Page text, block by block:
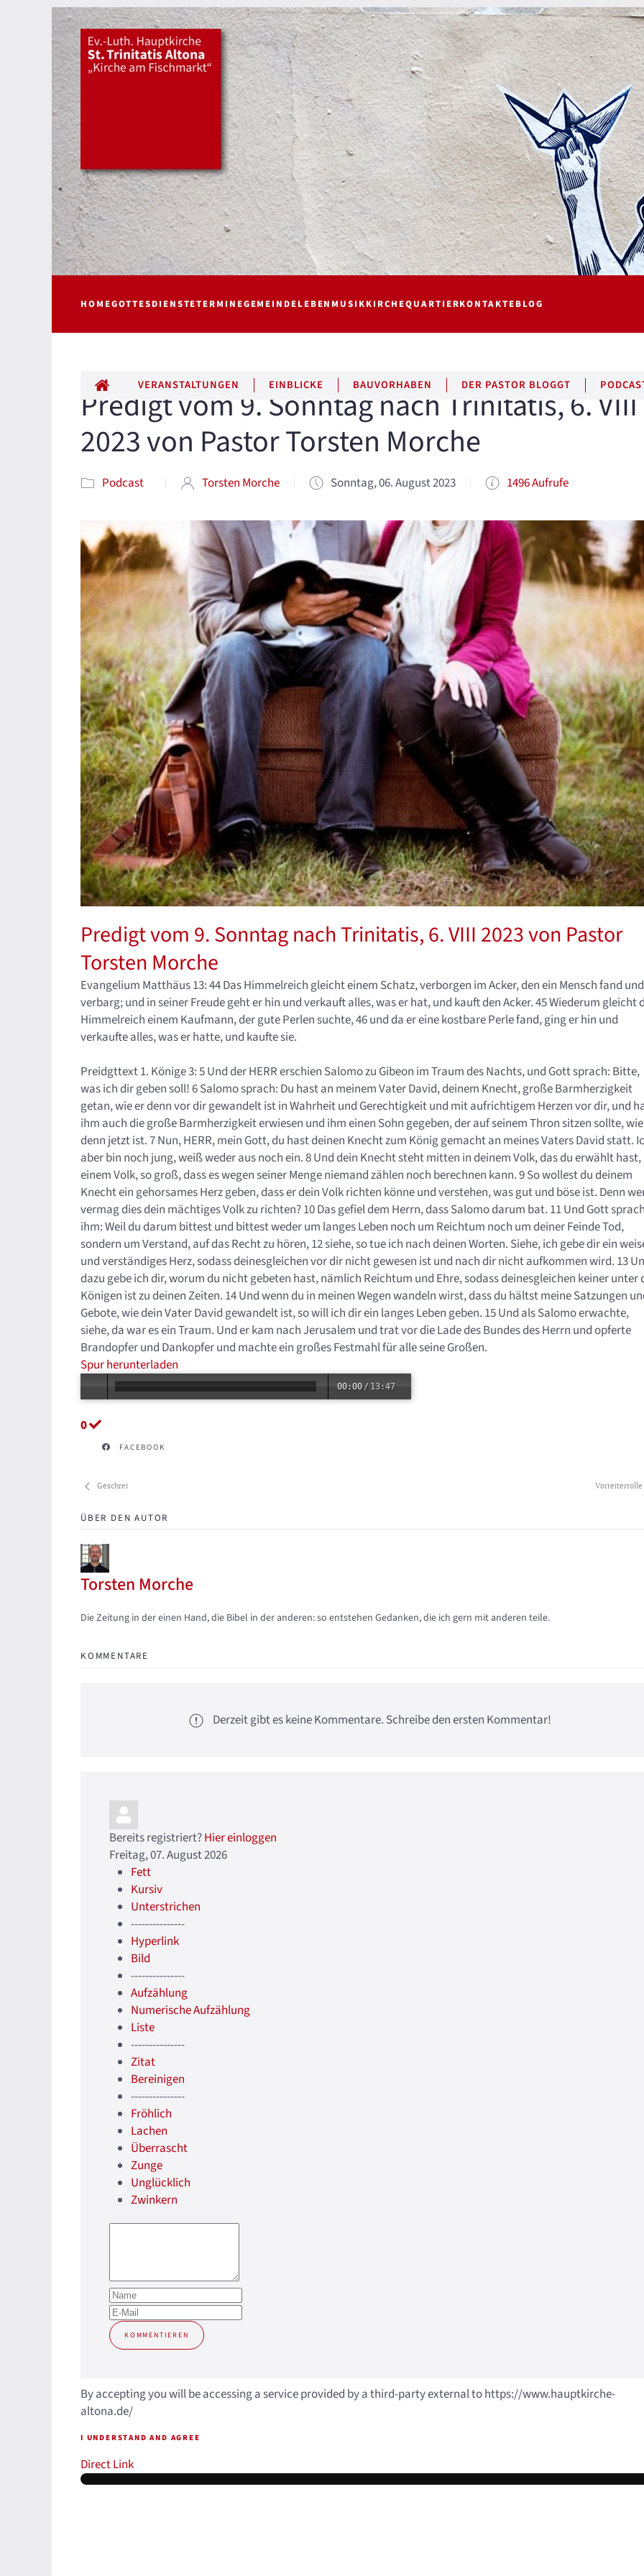
HOMEGOTTESDIENSTETERMINEGEMEINDELEBEN MUSIKKIRCHEQUARTIERKONTAKTEBLOG
ALLE BEITRÄGE
VERANSTALTUNGEN EINBLICKE BAUVORHABEN DER PASTOR BLOGGT
Predigt vom 9. Sonntag nach Trinitatis, 6. VIII
2023 von Pastor Torsten Morche
Podcast Torsten Morche Sonntag, 06. August 2023 1496 Aufrufe
Predigt vom 9. Sonntag nach Trinitatis, 6. VIII 2023 von Pastor
Torsten Morche
Evangelium Matthäus 13: 44 Das Himmelreich gleicht einem Schatz, verborgen im Acker, den ein Mensch fand und
verbarg; und in seiner Freude geht er hin und verkauft alles, was er hat, und kauft den Acker. 45 Wiederum gleicht
Himmelreich einem Kaufmann, der gute Perlen suchte, 46 und da er eine kostbare Perle fand, ging er hin und
verkaufte alles, was er hatte, und kaufte sie.
Preidgttext 1. Könige 3: 5 Und der HERR erschien Salomo zu Gibeon im Traum des Nachts, und Gott sprach: Bitte,
was ich dir geben soll! 6 Salomo sprach: Du hast an meinem Vater David, deinem Knecht, große Barmherzigkeit
getan, wie er denn vor dir gewandelt ist in Wahrheit und Gerechtigkeit und mit aufrichtigem Herzen vor dir, und
ihm auch die große Barmherzigkeit erwiesen und ihm einen Sohn gegeben, der auf seinem Thron sitzen sollte,
denn jetzt ist. 7 Nun, HERR, mein Gott, du hast deinen Knecht zum König gemacht an meines Vaters David statt.
aber bin noch jung, weiß weder aus noch ein. 8 Und dein Knecht steht mitten in deinem Volk, das du erwählt hast,
einem Volk, so groß, dass es wegen seiner Menge niemand zählen noch berechnen kann. 9 So wollest du deinem
Knecht ein gehorsames Herz geben, dass er dein Volk richten könne und verstehen, was gut und böse ist. Denn
vermag dies dein mächtiges Volk zu richten? 10 Das gefiel dem Herrn, dass Salomo darum bat. 11 Und Gott
ihm: Weil du darum bittest und bittest weder um langes Leben noch um Reichtum noch um deiner Feinde Tod,
sondern um Verstand, auf das Recht zu hören, 12 siehe, so tue ich nach deinen Worten. Siehe, ich gebe dir ein
und verständiges Herz, sodass deinesgleichen vor dir nicht gewesen ist und nach dir nicht aufkommen wird. 13
dazu gebe ich dir, worum du nicht gebeten hast, nämlich Reichtum und Ehre, sodass deinesgleichen keiner unter
Königen ist zu deinen Zeiten. 14 Und wenn du in meinen Wegen wandeln wirst, dass du hältst meine Satzungen
Gebote, wie dein Vater David gewandelt ist, so will ich dir ein langes Leben geben. 15 Und als Salomo erwachte,
siehe, da war es ein Traum. Und er kam nach Jerusalem und trat vor die Lade des Bundes des Herrn und opferte
Brandopfer und Dankopfer und machte ein großes Festmahl für alle seine Großen.
Spur herunterladen
00:00 / 13:47
0
FACEBOOK
Geschrei Vorreiterrolle
ÜBER DEN AUTOR
Torsten Morche
Updates abonnieren
Abo von Updates dieses Autors beenden
Die Zeitung in der einen Hand, die Bibel in der anderen: so entstehen Gedanken, die ich gern mit anderen teile.
KOMMENTARE
Derzeit gibt es keine Kommentare. Schreibe den ersten Kommentar!
Bereits registriert?Hier einloggen
Freitag, 07. August 2026
Fett
Kursiv
Unterstrichen
---------------
Hyperlink
Bild
---------------
Aufzählung
Numerische Aufzählung
Liste
---------------
Zitat
Bereinigen
---------------
Fröhlich
Lachen
Überrascht
Zunge
Unglücklich
Zwinkern
KOMMENTIEREN
By accepting you will be accessing a service provided by a third-party external to https://www.hauptkirche-
altona.de/
I UNDERSTAND AND AGREE
Direct Link